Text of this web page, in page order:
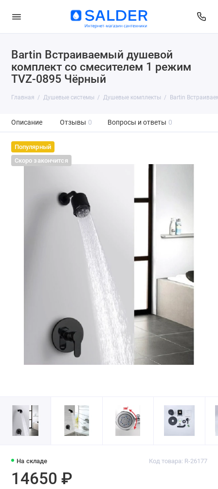
Bartin Встраиваемый душевой
комплект со смесителем 1 режим
TVZ-0895 Чёрный
Главная Душевые системы Душевые комплекты Bartin
Описание Отзывы 0 Вопросы и ответы 0
Популярный
Скоро закончится
На складе Код товара: R-26177
14650 ₽